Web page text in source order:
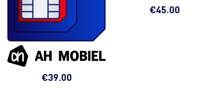
€39.00
€45.00